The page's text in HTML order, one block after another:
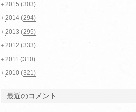
+ 2015 (303)
+ 2014 (294)
+ 2013 (295)
+ 2012 (333)
+ 2011 (310)
+ 2010 (321)
最近のコメント